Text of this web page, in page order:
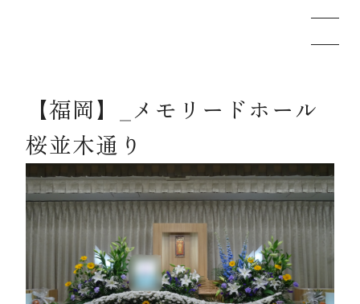
メモリードのお葬式について
葬儀の流れ
事例
施設案内
【福岡】_メモリードホール
桜並木通り